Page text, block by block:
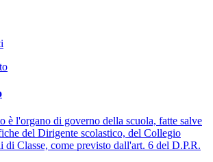
è l'organo di governo della scuola, fatte salve
del Dirigente scolastico, del Collegio
Classe, come previsto dall'art. 6 del D.P.R.